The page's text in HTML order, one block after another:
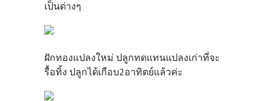
เป็นด่างๆ
ฝักทองแปลงใหม่ ปลูกทดแทนแปลงเก่าที่จะ
รื้อทิ้ง ปลูกได้เกือบ2อาทิตย์แล้วค่ะ